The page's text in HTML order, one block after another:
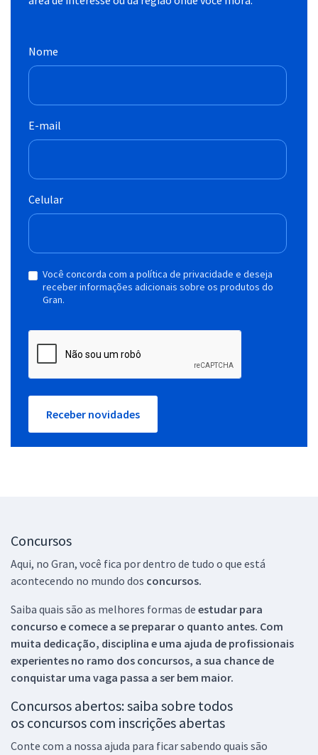
Nome
E-mail
Celular
Você concorda com a política de privacidade e deseja
receber informações adicionais sobre os produtos do
Gran.
Receber novidades
Concursos
Aqui, no Gran, você fica por dentro de tudo o que está
acontecendo no mundo dos concursos.
Saiba quais são as melhores formas de estudar para
concurso e comece a se preparar o quanto antes. Com
muita dedicação, disciplina e uma ajuda de profissionais
experientes no ramo dos concursos, a sua chance de
conquistar uma vaga passa a ser bem maior.
Concursos abertos: saiba sobre todos
os concursos com inscrições abertas
Conte com a nossa ajuda para ficar sabendo quais são